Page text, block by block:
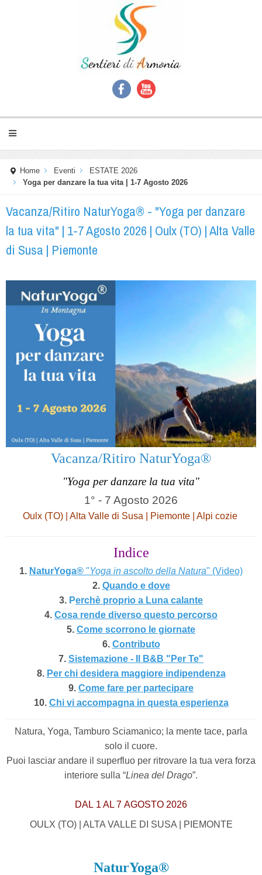
Home Eventi
ESTATE 2026
Yoga per danzare la tua vita | 1-7 Agosto 2026
Vacanza/Ritiro NaturYoga® - "Yoga per danzare
la tua vita" | 1-7 Agosto 2026 | Oulx (TO) | Alta Valle
di Susa | Piemonte
Vacanza/Ritiro NaturYoga®
"Yoga per danzare la tua vita"
1° - 7 Agosto 2026
Oulx (TO) | Alta Valle di Susa | Piemonte | Alpi cozie
Indice
1. NaturYoga® "Yoga in ascolto della Natura" (Video)
2. Quando e dove
3. Perchè proprio a Luna calante
4. Cosa rende diverso questo percorso
5. Come scorrono le giornate
6. Contributo
7. Sistemazione - Il B&B "Per Te"
8. Per chi desidera maggiore indipendenza
9. Come fare per partecipare
10. Chi vi accompagna in questa esperienza
Natura, Yoga, Tamburo Sciamanico; la mente tace, parla
solo il cuore.
Puoi lasciar andare il superfluo per ritrovare la tua vera forza
interiore sulla “Linea del Drago”.
DAL 1 AL 7 AGOSTO 2026
OULX (TO) | ALTA VALLE DI SUSA | PIEMONTE
NaturYoga®